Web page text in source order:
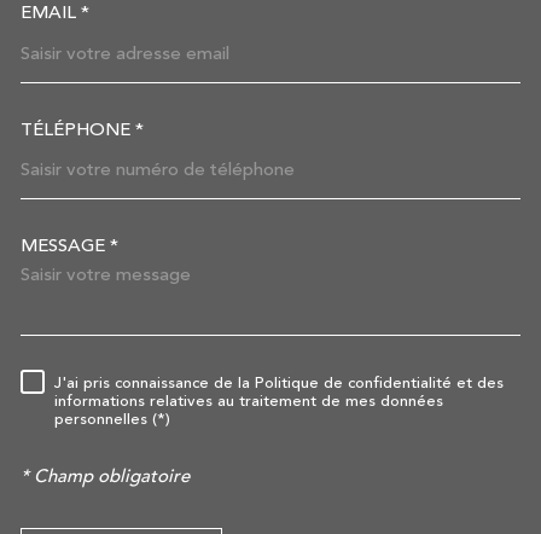
EMAIL *
TÉLÉPHONE *
MESSAGE *
RÈGLEMENTATION
J'ai pris connaissance de la Politique de confidentialité et des
informations relatives au traitement de mes données
personnelles (*)
* Champ obligatoire